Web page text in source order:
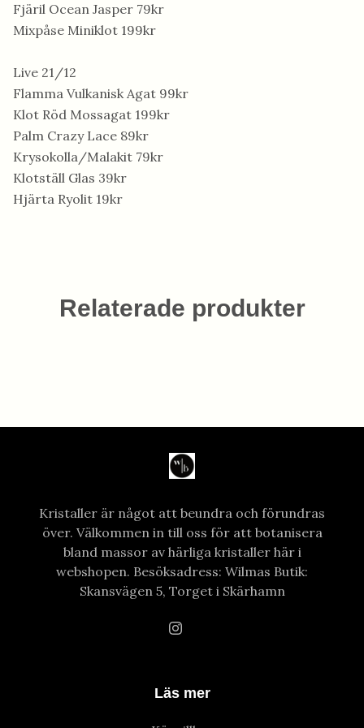
Fjäril Ocean Jasper 79kr
Mixpåse Miniklot 199kr
Live 21/12
Flamma Vulkanisk Agat 99kr
Klot Röd Mossagat 199kr
Palm Crazy Lace 89kr
Krysokolla/Malakit 79kr
Klotställ Glas 39kr
Hjärta Ryolit 19kr
Relaterade produkter
Kristaller är något att beundra och förundras
över. Välkommen in till oss för att botanisera
bland massor av härliga kristaller här i
webshopen. Besöksadress: Wilmas Butik:
Skansvägen 5, Torget i Skärhamn
Läs mer